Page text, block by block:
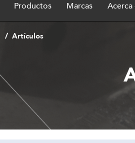
Productos Marcas
Artículos